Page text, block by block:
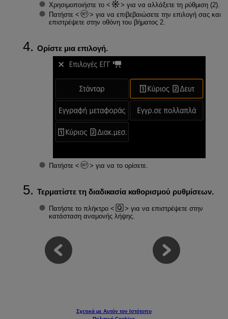
Χρησιμοποιήστε το
για να αλλάξετε τη ρύθμιση (2).
Πατήστε
για να επιβεβαιώσετε την επιλογή σας και
επιστρέψετε στην οθόνη του βήματος 2.
Ορίστε μια επιλογή.
Πατήστε για να το ορίσετε.
Τερματίστε τη διαδικασία καθορισμού ρυθμίσεων.
Πατήστε το πλήκτρο
για να επιστρέψετε στην
κατάσταση αναμονής λήψης.
Σχετικά με Αυτόν τον Ιστότοπο